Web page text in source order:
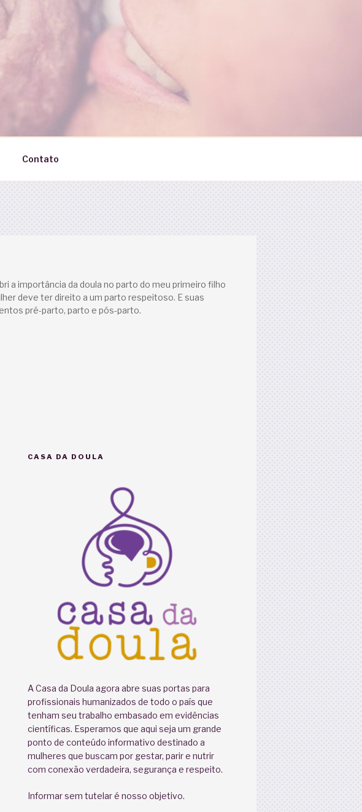
Contato
a importância da doula no parto do meu primeiro filho
deve ter direito a um parto respeitoso. E suas
pré-parto, parto e pós-parto.
CASA DA DOULA
A Casa da Doula agora abre suas portas para
profissionais humanizados de todo o país que
tenham seu trabalho embasado em evidências
científicas. Esperamos que aqui seja um grande
ponto de conteúdo informativo destinado a
mulheres que buscam por gestar, parir e nutrir
com conexão verdadeira, segurança e respeito.
Informar sem tutelar é nosso objetivo.